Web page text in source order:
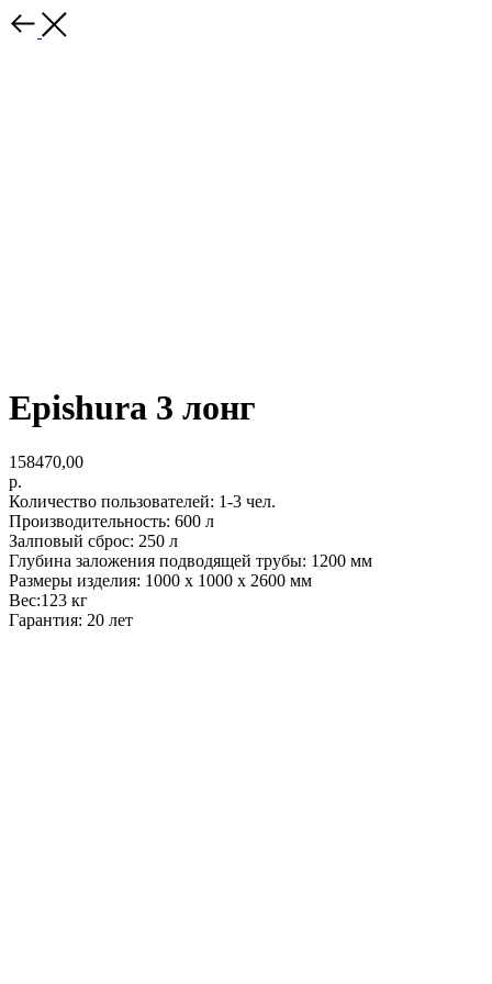
Epishura 3 лонг
158470,00
р.
Количество пользователей: 1-3 чел.
Производительность: 600 л
Залповый сброс: 250 л
Глубина заложения подводящей трубы: 1200 мм
Размеры изделия: 1000 x 1000 x 2600 мм
Вес:123 кг
Гарантия: 20 лет